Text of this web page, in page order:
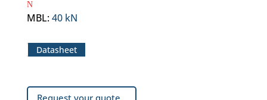
MBL:40 kN
Datasheet
Request your quote